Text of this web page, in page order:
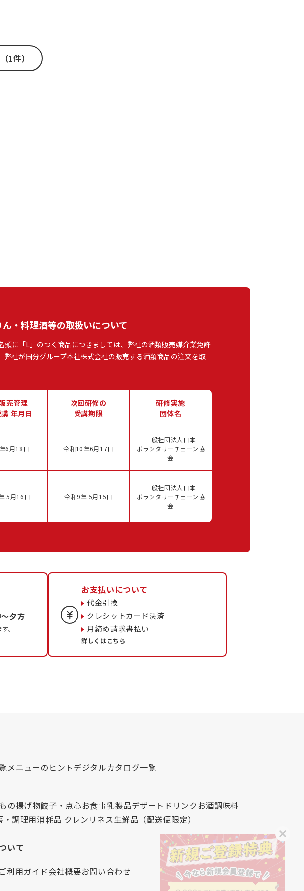
1件）
ん・料理酒等の取扱いについて
頭に「L」のつく商品につきましては、弊社の酒類販売媒介業免許
弊社が国分グループ本社株式会社の販売する酒類商品の注文を取
売管理
年月日
次回研修の
受講期限
研修実施
団体名
6月18日 令和10年6月17日
一般社団法人日本
ボランタリーチェーン協
会
5月16日 令和9年 5月15日
一般社団法人日本
ボランタリーチェーン協
会
夕方
。
お支払いについて
代金引換
クレシットカード決済
月締め請求書払い
詳しくはこちら
メニューのヒントデジタルカタログ一覧
の揚げ物餃子・点心お食事乳製品デザート ドリンクお酒調味料
・調理用消耗品 クレンリネス生鮮品（配送便限定）
いて
ご利用ガイド会社概要お問い合わせ